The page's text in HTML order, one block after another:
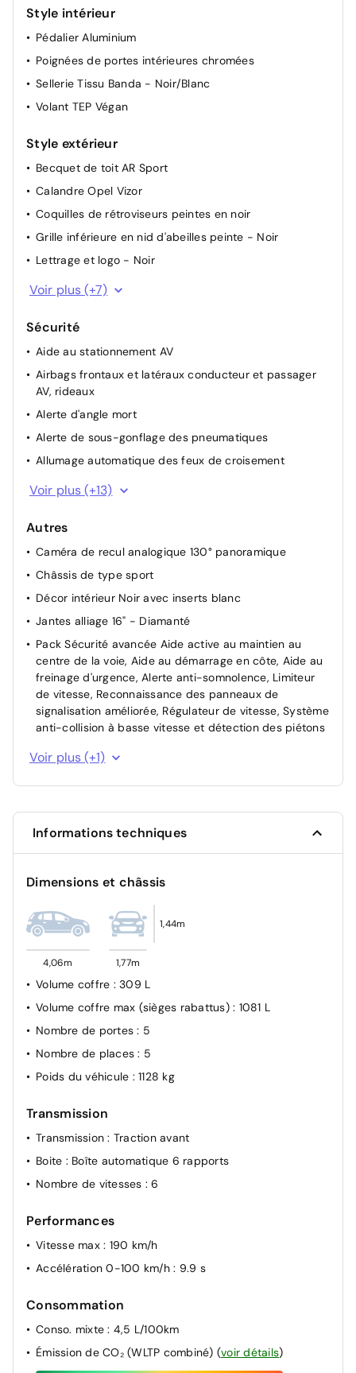
Sièges AV type sport
Vitres AV et AR électriques - système anti-pincement
Volant réglable en hauteur et en profondeur
Style intérieur
Pédalier Aluminium
Poignées de portes intérieures chromées
Sellerie Tissu Banda - Noir/Blanc
Volant TEP Végan
Style extérieur
Becquet de toit AR Sport
Calandre Opel Vizor
Coquilles de rétroviseurs peintes en noir
Grille inférieure en nid d'abeilles peinte - Noir
Lettrage et logo - Noir
Ligne de vitrage noire
Signature lumineuse en forme d'aile à LED
Sortie d'echappement chromée selon moteurs
Spoiler AR
Toit couleur carrosserie
Phares AV Eco Full LED
Voir plus (+7)
Sécurité
Aide au stationnement AV
Airbags frontaux et latéraux conducteur et passager
AV, rideaux
Alerte d'angle mort
Alerte de sous-gonflage des pneumatiques
Allumage automatique des feux de croisement
Ceintures de sécurité à préhension pyrotechnique
aux places AV
Direction assistée électrique
Fixations Isofix sièges enfants aux places AR latérales
Frein de parking électrique
Module Opel Connect
Phares AR à LED
Système de freinage avec antiblocage des roues (ABS)
Verrouillage automatique de la trappe à essence lors
de la fermeture du véhicule
Verrouillage centralisé avec télécommande et en
Contrôle électronique de stabilité (ESP)
Projecteurs LED
TCS (contrôle électronique de traction)
Voir plus (+13)
Autres
Caméra de recul analogique 130° panoramique
Châssis de type sport
Décor intérieur Noir avec inserts blanc
Jantes alliage 16" - Diamanté
Pack Sécurité avancée Aide active au maintien au
centre de la voie, Aide au démarrage en côte, Aide au
freinage d'urgence, Alerte anti-somnolence, Limiteur
de vitesse, Reconnaissance des panneaux de
signalisation améliorée, Régulateur de vitesse, Système
anti-collision à basse vitesse et détection des piétons
Pack Visibilité LED Feux Diurines, Assistance feux de
route sans fonction anti-éblouissement, Réglage
manuel de la hauteur des projecteurs, Pack Visibilité
électrochromatique
Voir plus (+1)
Informations techniques
Dimensions et châssis
4,06m 1,77m
1,44m
Volume coffre : 309 L
Volume coffre max (sièges rabattus) : 1081 L
Nombre de portes: 5
Nombre de places: 5
Poids du véhicule : 1128 kg
Transmission
Transmission: Traction avant
Boite : Boîte automatique 6 rapports
Nombre de vitesses : 6
Performances
Vitesse max : 190 km/h
Accélération 0-100 km/h : 9.9 s
Consommation
Conso. mixte: 4,5 L/100km
Émission de CO₂ (WLTP combiné) (voir détails)